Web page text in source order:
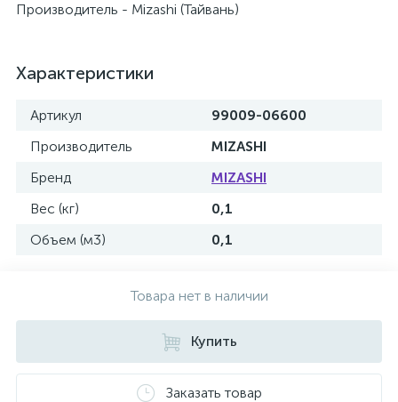
Производитель - Mizashi (Тайвань)
Характеристики
Артикул
99009-06600
Производитель
MIZASHI
Бренд
MIZASHI
Вес (кг)
0,1
Объем (м3)
0,1
Товара нет в наличии
Купить
Заказать товар